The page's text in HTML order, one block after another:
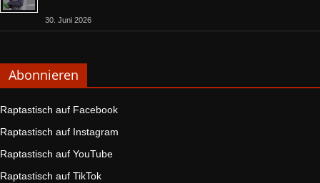
30. Juni 2026
Abonnieren
Raptastisch auf Facebook
Raptastisch auf Instagram
Raptastisch auf YouTube
Raptastisch auf TikTok